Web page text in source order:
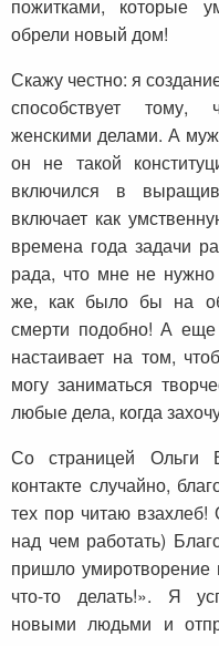
пожитками, которые
обрели новый дом!
Скажу честно: я
способствует тому,
женскими делами. А муж
он не такой
включился в
включает как
времена года задачи
рада, что мне не
же, как было бы на
смерти подобно! А
настаивает на том,
могу заниматься
любые дела, когда
Со страницей Ольги
контакте случайно,
тех пор читаю
над чем работать)
пришло
что-то делать!». Я
новыми людьми и